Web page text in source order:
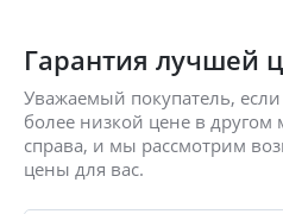
Гарантия лучшей
Уважаемый покупатель,
более низкой цене в другом
справа, и мы рассмотрим
цены для вас.